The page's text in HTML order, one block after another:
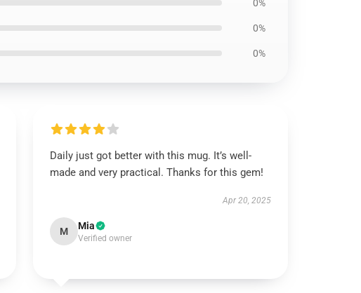
0%
0%
0%
Daily just got better with this mug. It’s well-
made and very practical. Thanks for this gem!
Apr 20, 2025
M Mia
Verified owner